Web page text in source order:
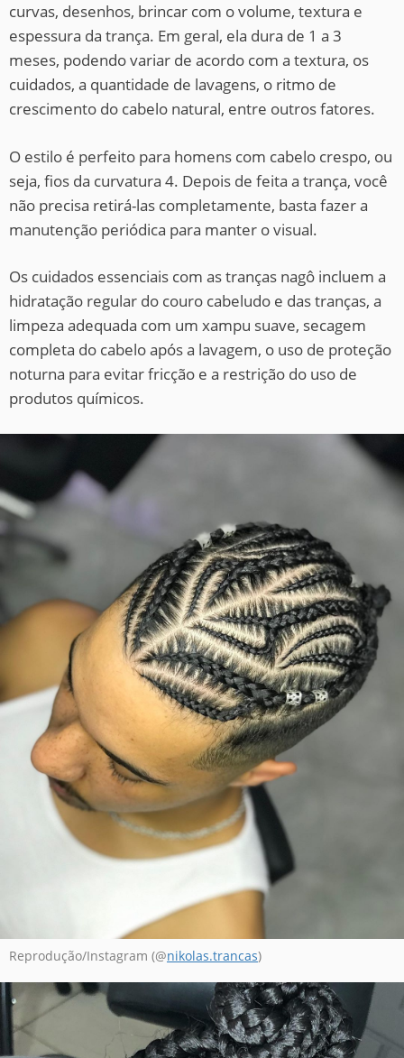
curvas, desenhos, brincar com o volume, textura e
espessura da trança. Em geral, ela dura de 1 a 3
meses, podendo variar de acordo com a textura, os
cuidados, a quantidade de lavagens, o ritmo de
crescimento do cabelo natural, entre outros fatores.
O estilo é perfeito para homens com cabelo crespo, ou
seja, fios da curvatura 4. Depois de feita a trança, você
não precisa retirá-las completamente, basta fazer a
manutenção periódica para manter o visual.
Os cuidados essenciais com as tranças nagô incluem a
hidratação regular do couro cabeludo e das tranças, a
limpeza adequada com um xampu suave, secagem
completa do cabelo após a lavagem, o uso de proteção
noturna para evitar fricção e a restrição do uso de
produtos químicos.
Reprodução/Instagram (@nikolas.trancas)